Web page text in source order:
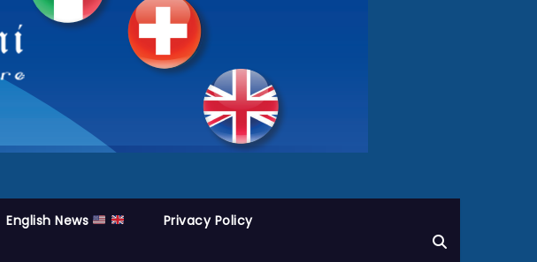
English News Privacy Policy